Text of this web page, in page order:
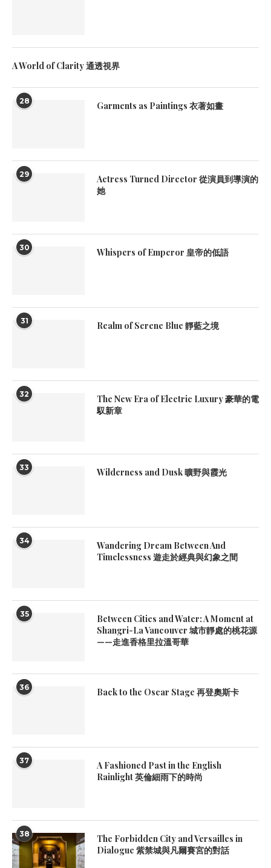
A World of Clarity 通透視界
28 Garments as Paintings 衣著如畫
29
Actress Turned Director 從演員到導演的
她
30 Whispers of Emperor 皇帝的低語
31 Realm of Serene Blue 靜藍之境
32
The New Era of Electric Luxury 豪華的電
馭新章
33 Wilderness and Dusk 曠野與霞光
34
Wandering Dream Between And
Timelessness 遊走於經典與幻象之間
35
Between Cities and Water: A Moment at
Shangri-La Vancouver 城市靜處的桃花源
——走進香格里拉溫哥華
36 Back to the Oscar Stage 再登奧斯卡
37
A Fashioned Past in the English
Rainlight 英倫細雨下的時尚
38
The Forbidden City and Versailles in
Dialogue 紫禁城與凡爾賽宮的對話